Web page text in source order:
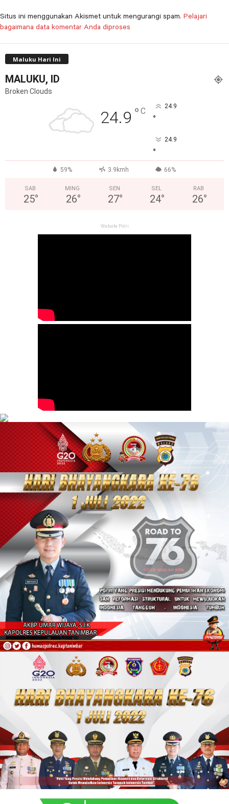
Situs ini menggunakan Akismet untuk mengurangi spam. Pelajari
bagaimana data komentar Anda diproses
Maluku Hari Ini
MALUKU, ID
Broken Clouds
24.9 ° C 24.9
°
24.9
°
59% 3.9kmh 66%
SAB
25°
MING
26°
SEN
27°
SEL
24°
RAB
26°
Website Polri